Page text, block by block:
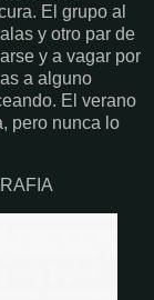
El grupo al
y otro par de
y a vagar por
a alguno
El verano
pero nunca lo